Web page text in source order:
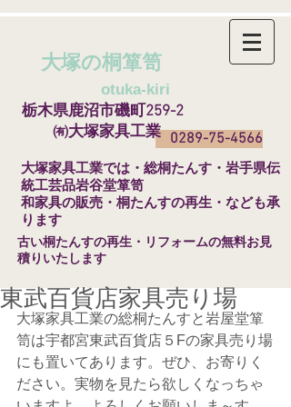
大塚の桐箪笥
otuka-kiri
0289-75-4566
栃木県鹿沼市磯町259-2
㈲大塚家具工業
​大塚家具工業では・総桐たんす・岩手県伝
統工芸品岩谷堂箪笥
和家具の販売・桐たんすの再生・なども承
ります
​古い桐たんすの再生・リフォームの無料お見
積りいたします
東武百貨店家具売り場
大塚家具工業の総桐たんすと岩屋堂箪
笥は宇都宮東武百貨店５Fの家具売り場
にも置いてあります。ぜひ、お寄りく
ださい。実物を見たら欲しくなっちゃ